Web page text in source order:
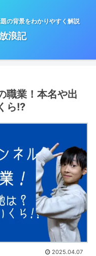
の背景をわかりやすく解説
浪記
職業！本名や出
ら!?
2025.04.07